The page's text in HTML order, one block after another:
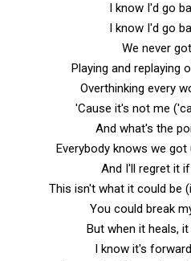
I know I'd go
I know I'd go
We never
Playing and replaying
Overthinking every
'Cause it's not me
And what's the
Everybody knows we
And I'll regret it
This isn't what it could be
You could break
But when it heals,
I know it's